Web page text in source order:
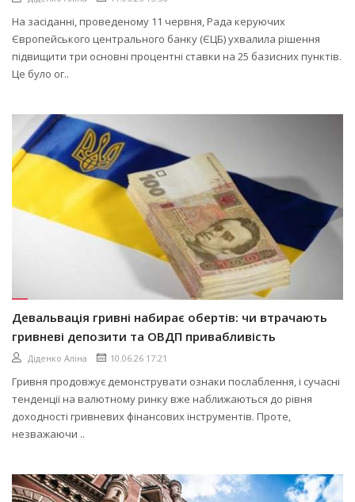
На засіданні, проведеному 11 червня, Рада керуючих
Європейського центрального банку (ЄЦБ) ухвалила рішення
підвищити три основні процентні ставки на 25 базисних пунктів.
Це було ог..
Девальвація гривні набирає обертів: чи втрачають
гривневі депозити та ОВДП привабливість
Діденко Аліна 10.06.26 17:21
Гривня продовжує демонструвати ознаки послаблення, і сучасні
тенденції на валютному ринку вже наближаються до рівня
доходності гривневих фінансових інструментів. Проте,
незважаючи ..